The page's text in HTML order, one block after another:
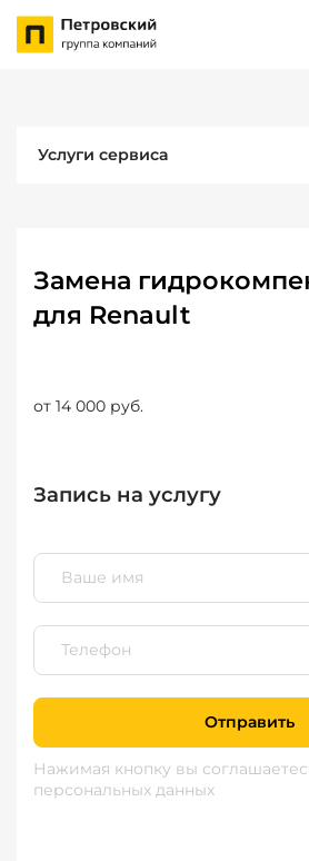
Услуги сервиса
Замена
для Renault
от 14 000 руб.
Запись на услугу
Отправить
Нажимая кнопку вы
персональных данных